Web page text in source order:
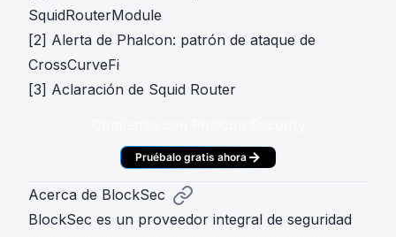
SquidRouterModule
[2] Alerta de Phalcon: patrón de ataque de
CrossCurveFi
[3] Aclaración de Squid Router
Pruébalo gratis ahora
Acerca de BlockSec
BlockSec es un proveedor integral de seguridad